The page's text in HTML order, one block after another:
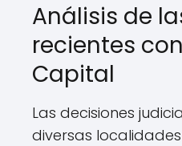
Análisis de
recientes
Capital
Las decisiones
diversas